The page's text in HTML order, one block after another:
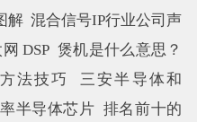
解 混合信号IP行业公司声
DSP 煲机是什么意思？
法技巧
三安半导体和
半导体芯片 排名前十的